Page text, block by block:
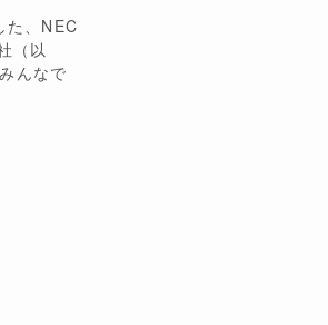
た、NEC
（以
んなで